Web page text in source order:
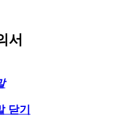
서
닫기